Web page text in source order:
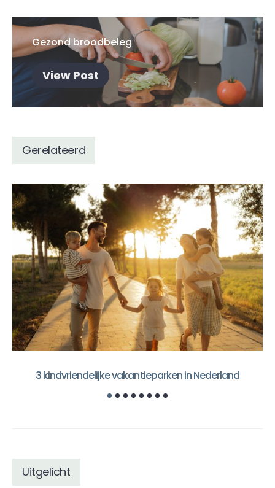
Gezond broodbeleg
View Post
Gerelateerd
3 kindvriendelijke vakantieparken in Nederland
Uitgelicht